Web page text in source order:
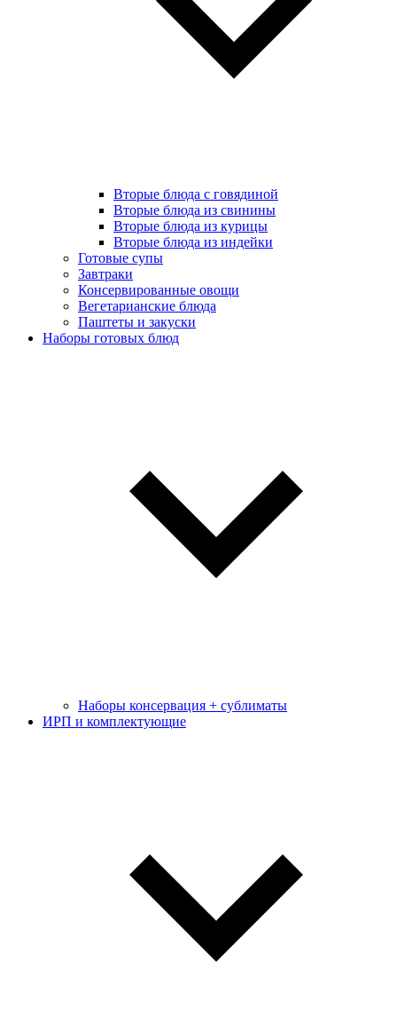
Вторые блюда с говядиной
Вторые блюда из свинины
Вторые блюда из курицы
Вторые блюда из индейки
Готовые супы
Завтраки
Консервированные овощи
Вегетарианские блюда
Паштеты и закуски
Наборы готовых блюд
Наборы консервация + сублиматы
ИРП и комплектующие